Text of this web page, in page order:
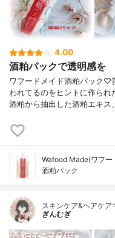
4.00
酒粕パックで透明感を
ワフードメイド酒粕パック♡
われてるのをヒントに作ら
酒粕から抽出した酒粕エキス
Wafood Made(ワフー
酒粕パック
スキンケア&ヘアケア
ぎんむぎ